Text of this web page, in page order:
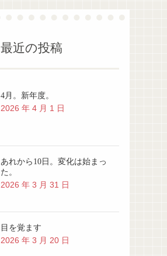
最近の投稿
4月。新年度。
2026 年 4 月 1 日
あれから10日。変化は始まっ
た。
2026 年 3 月 31 日
目を覚ます
2026 年 3 月 20 日